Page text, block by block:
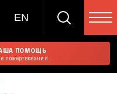
EN
ПОМОЩЬ
пожертвования